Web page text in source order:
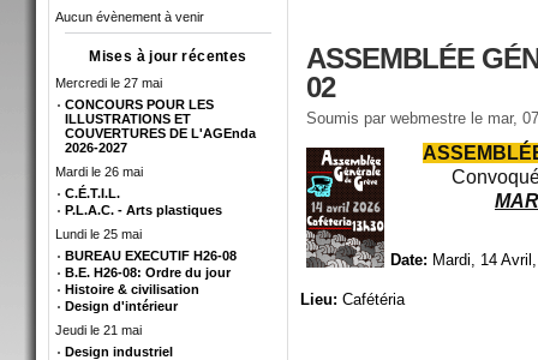
Aucun évènement à venir
Mises à jour récentes
Mercredi le 27 mai
CONCOURS POUR LES
ILLUSTRATIONS ET
COUVERTURES DE L'AGEnda
2026-2027
Mardi le 26 mai
C.É.T.I.L.
P.L.A.C. - Arts plastiques
Lundi le 25 mai
BUREAU EXECUTIF H26-08
B.E. H26-08: Ordre du jour
Histoire & civilisation
Design d'intérieur
Jeudi le 21 mai
Design industriel
ASSEMBLÉE
02
Soumis par webmestre le mar,
Date: Mardi, 14
Lieu: Cafétéria